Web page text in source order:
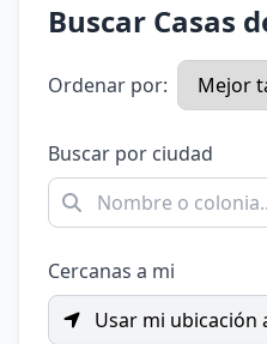
Buscar Casas
Ordenar por:
Buscar por ciudad
Cercanas a mi
Usar mi ubicación